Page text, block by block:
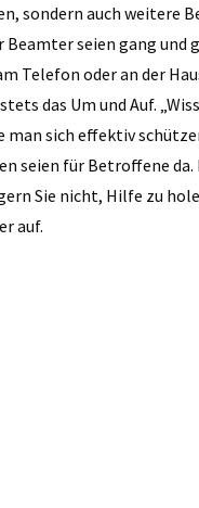
sondern auch weitere
seien gang und
Telefon oder an der
das Um und Auf.
sich effektiv
seien für Betroffene
Sie nicht, Hilfe zu
auf.